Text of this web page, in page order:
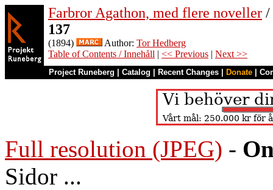
Farbror Agathon, med flere noveller /
137
(1894) Author: Tor Hedberg
Table of Contents / Innehåll | << Previous | Next >>
Project Runeberg Catalog Recent Changes Donate
Full resolution (JPEG) -
Sidor ...